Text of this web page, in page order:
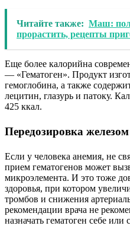
Читайте также: Маш:
прорастить, рецепты
Еще более калорийна
— «Гематоген». Продукт
гемоглобина, а также
лецитин, глазурь и патоку.
425 ккал.
Передозировка железом
Если у человека анемия, не
прием гематогенов может
микроэлемента. И это тоже
здоровья, при котором
тромбов и снижения
рекомендации врача не
назначать гематоген себе или